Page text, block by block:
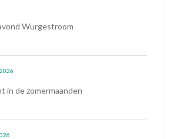
Wurgestroom
in de zomermaanden